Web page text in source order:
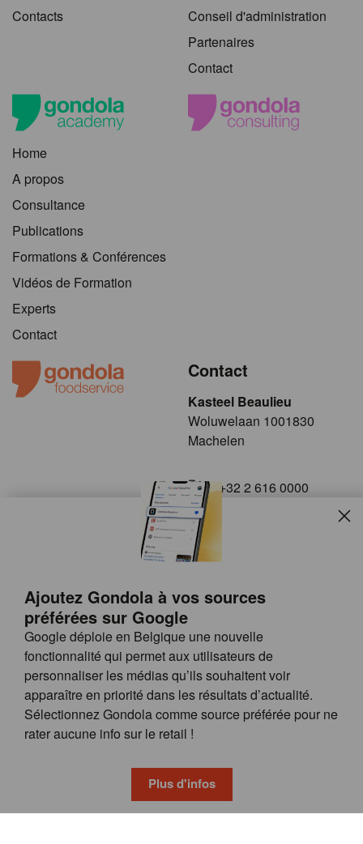
Ajoutez Gondola à vos sources
préférées sur Google
Google déploie en Belgique une nouvelle
fonctionnalité qui permet aux utilisateurs de
personnaliser les médias qu’ils souhaitent voir
apparaître en priorité dans les résultats d’actualité.
Sélectionnez Gondola comme source préférée pour ne
rater aucune info sur le retail !
Plus d'infos
Contacts
Conseil d'administration
Partenaires
Contact
Home
A propos
Consultance
Publications
Formations & Conférences
Vidéos de Formation
Experts
Contact
Contact
Kasteel Beaulieu
​​​Woluwelaan 1001830
Machelen
+32 2 616 0000
Follow us on
© GONDOLA GROUP
FAQ
CONDITIONS GÉNÉRALES
PRIVACY & COOKIE POLICY
wieni